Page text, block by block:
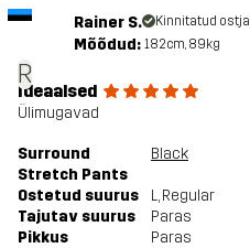
R
Rainer S. Kinnitatud ostja
Mõõdud: 182cm, 89kg
Ideaalsed
Ülimugavad
Surround
Stretch Pants
Black
Ostetud suurus L, Regular
Tajutav suurus
Paras
Pikkus
Paras